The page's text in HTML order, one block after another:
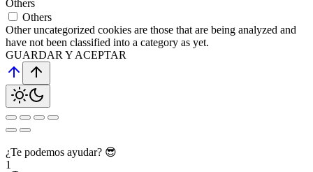
Others
Others
Other uncategorized cookies are those that are being analyzed and
have not been classified into a category as yet.
GUARDAR Y ACEPTAR
¿Te podemos ayudar? 😎
1